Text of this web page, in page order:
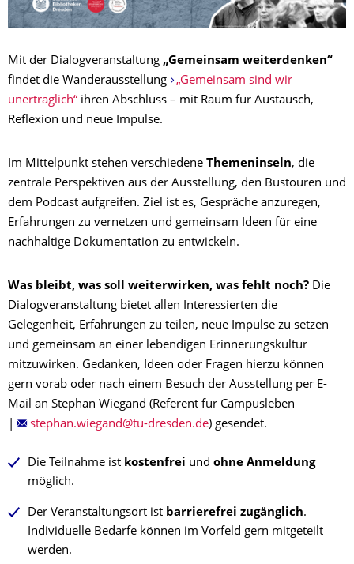
Mit der Dialogveranstaltung „Gemeinsam weiterdenken“
findet die Wanderausstellung
„Gemeinsam sind wir
unerträglich“ ihren Abschluss – mit Raum für Austausch,
Reflexion und neue Impulse.
Im Mittelpunkt stehen verschiedene Themeninseln, die
zentrale Perspektiven aus der Ausstellung, den Bustouren und
dem Podcast aufgreifen. Ziel ist es, Gespräche anzuregen,
Erfahrungen zu vernetzen und gemeinsam Ideen für eine
nachhaltige Dokumentation zu entwickeln.
Was bleibt, was soll weiterwirken, was fehlt noch? Die
Dialogveranstaltung bietet allen Interessierten die
Gelegenheit, Erfahrungen zu teilen, neue Impulse zu setzen
und gemeinsam an einer lebendigen Erinnerungskultur
mitzuwirken. Gedanken, Ideen oder Fragen hierzu können
gern vorab oder nach einem Besuch der Ausstellung per E-
Mail an Stephan Wiegand (Referent für Campusleben
) gesendet.
Die Teilnahme ist kostenfrei und ohne Anmeldung
möglich.
Der Veranstaltungsort ist barrierefrei zugänglich.
Individuelle Bedarfe können im Vorfeld gern mitgeteilt
werden.